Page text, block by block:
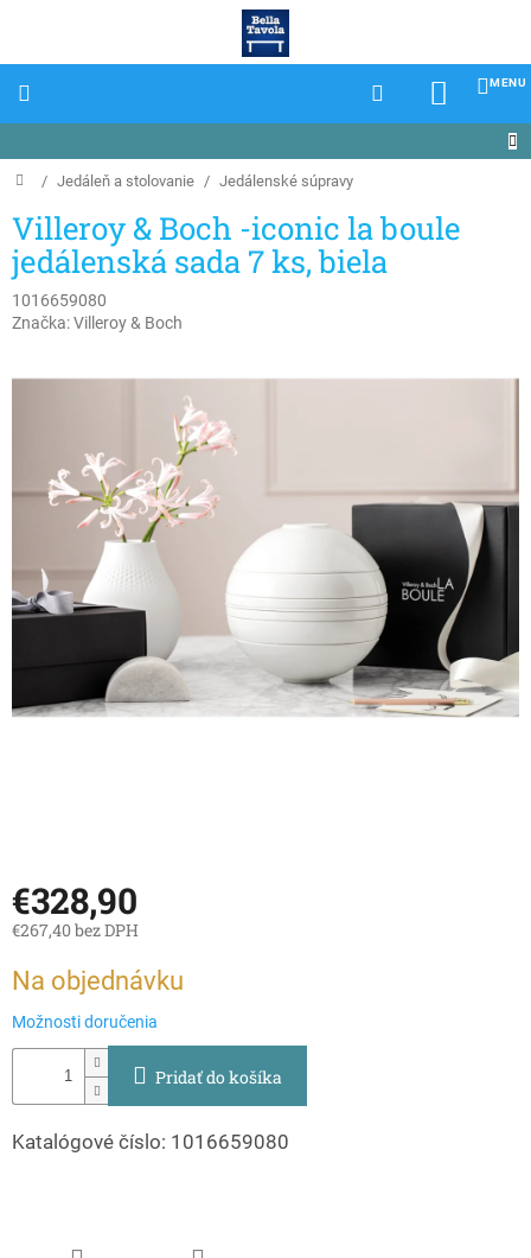
Domov
/ Jedáleň a stolovanie / Jedálenské súpravy
Villeroy & Boch -iconic la boule
jedálenská sada 7 ks, biela
1016659080
Značka:Villeroy & Boch
€328,90
€267,40 bez DPH
cena:
Na objednávku
Možnosti doručenia
Pridať do košíka
Katalógové číslo: 1016659080